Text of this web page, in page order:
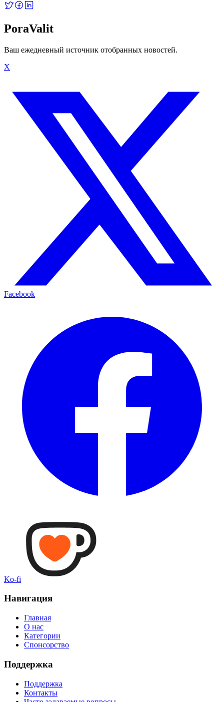
PoraValit
Ваш ежедневный источник отобранных новостей.
X
Facebook
Ko-fi
Навигация
Главная
О нас
Категории
Спонсорство
Поддержка
Поддержка
Контакты